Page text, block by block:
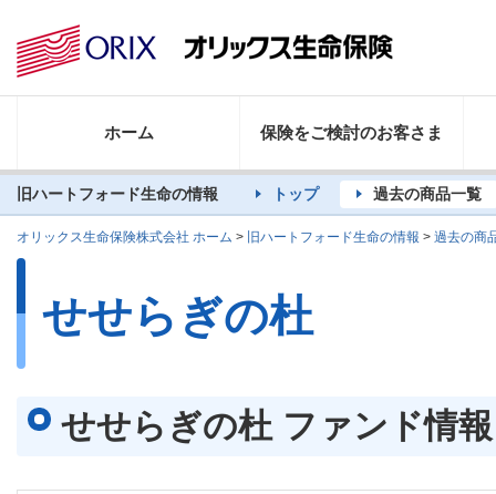
ホーム 保険をご検討のお客さま
旧ハートフォード生命の情報 トップ 過去の商品一覧
オリックス生命保険株式会社 ホーム > 旧ハートフォード生命の情報 > 過去の商
せせらぎの杜
せせらぎの杜 ファンド情報